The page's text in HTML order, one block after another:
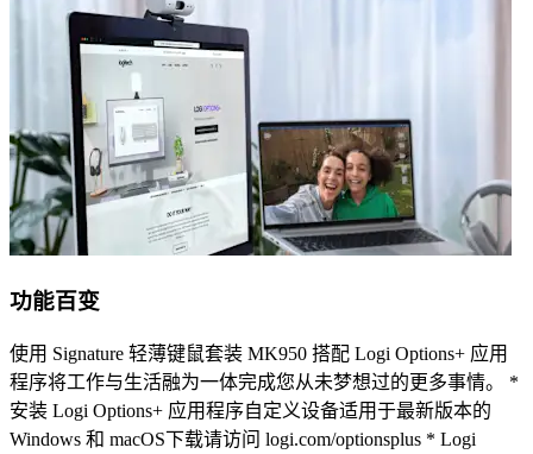
功能百变
使用 Signature 轻薄键鼠套装 MK950 搭配 Logi Options+ 应用
程序将工作与生活融为一体完成您从未梦想过的更多事情。 *
安装 Logi Options+ 应用程序自定义设备适用于最新版本的
Windows 和 macOS下载请访问 logi.com/optionsplus * Logi